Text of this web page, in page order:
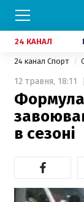
24 КАНАЛ
24 канал Спорт
12 травня, 18:11
в сезоні